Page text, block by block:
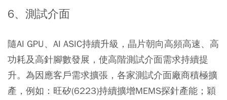
6、測試介面
隨AI GPU、AI ASIC持續升級，晶片朝向高頻高速、高
功耗及高針腳數發展，使高階測試介面需求持續提
升。為因應客戶需求擴張，各家測試介面廠商積極擴
產，例如：旺矽(6223)持續擴增MEMS探針產能；穎